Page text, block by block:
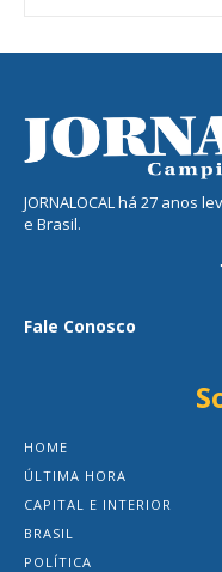
JORNALOCAL há 27 anos
e Brasil.
Fale Conosco
HOME
ÚLTIMA HORA
CAPITAL E INTERIOR
BRASIL
POLÍTICA